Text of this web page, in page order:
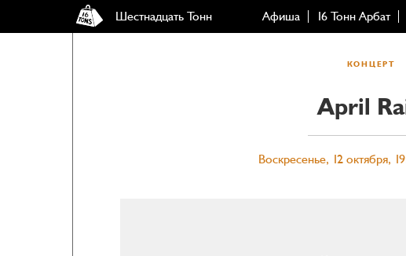
Шестнадцать Тонн Афиша 16 Тонн Арбат
КОНЦЕРТ
April
Воскресенье, 12 октября,